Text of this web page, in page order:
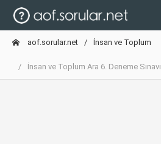
aof.sorular.net İnsan ve Toplum
İnsan ve Toplum Ara 6. Deneme Sınavı